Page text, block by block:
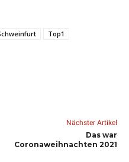
Top1
Nächster Artikel
Das war
Coronaweihnachten 2021